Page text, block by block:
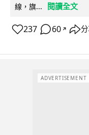
線，旗...
閱讀全文
237 60 ↗
ADVERTISEMENT